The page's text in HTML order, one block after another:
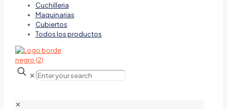
Cuchilleria
Maquinarias
Cubiertos
Todos los productos
✕
✕